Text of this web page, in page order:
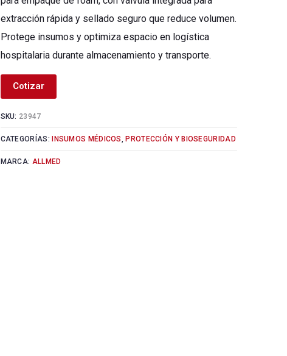
extracción rápida y sellado seguro que reduce volumen.
Protege insumos y optimiza espacio en logística
hospitalaria durante almacenamiento y transporte.
Cotizar
SKU: 23947
CATEGORÍAS: INSUMOS MÉDICOS, PROTECCIÓN Y BIOSEGURIDAD
MARCA: ALLMED